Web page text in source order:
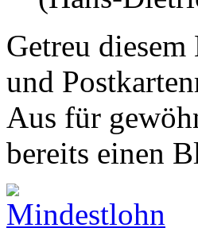
Getreu
und
Aus für
bereits einen